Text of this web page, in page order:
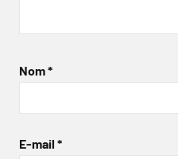
Nom*
E-mail *